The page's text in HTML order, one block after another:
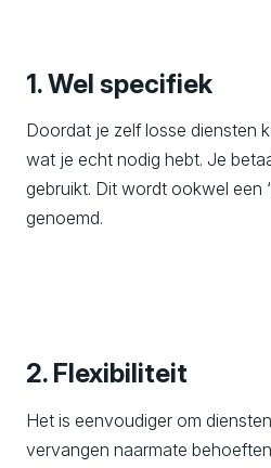
1. Wel specifiek
Doordat je zelf losse diensten
wat je echt nodig hebt. Je
gebruikt. Dit wordt ookwel een
genoemd.
2. Flexibiliteit
Het is eenvoudiger om
vervangen naarmate